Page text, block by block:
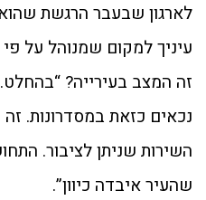
לארגון שבעבר הרגשת
עיניך למקום שמנוהל על
זה המצב בעירייה?
נכאים כזאת במסדרונות.
השירות שניתן לציבור.
שהעיר איבדה כיוון”.